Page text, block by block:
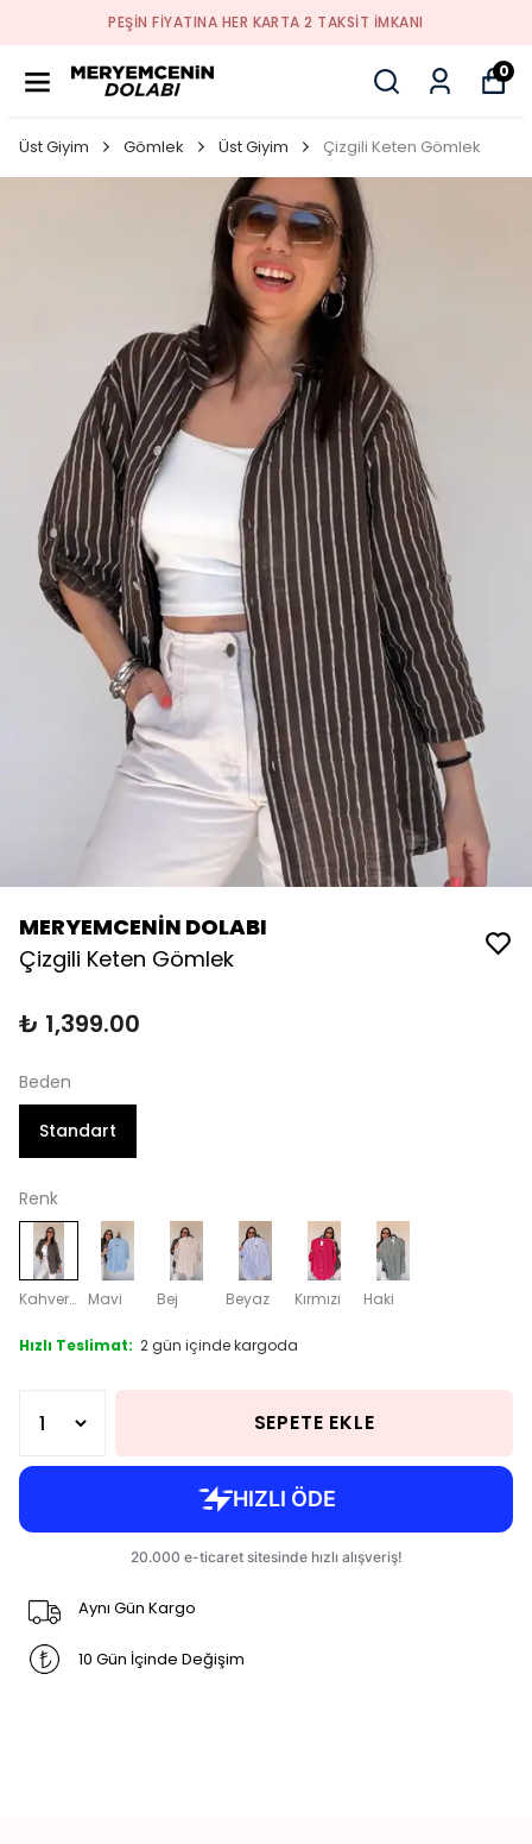
PEŞİN FİYATINA HER KARTA 2 TAKSİT İMKANI
0
Üst Giyim Gömlek Üst Giyim Çizgili Keten Gömlek
MERYEMCENİN DOLABI
Çizgili Keten Gömlek
₺ 1,399.00
Beden
Standart
Renk
Kahverengi Mavi Bej Beyaz Kırmızı Haki
Hızlı Teslimat: 2 gün içinde kargoda
SEPETE EKLE
Aynı Gün Kargo
10 Gün İçinde Değişim